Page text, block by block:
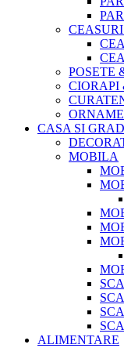
POSETE
CIORAPI
CASA SI
MOBILA
ALIMENTARE